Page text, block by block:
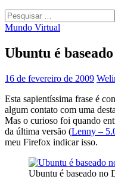
Pesquisar
por:
Mundo Virtual
Ubuntu é
16 de fevereiro de 2009
Esta sapientíssima frase é
algum contato com uma
Mas o curioso foi quando
da última versão (Lenny –
meu Firefox indicar isso.
Ubuntu é baseado no